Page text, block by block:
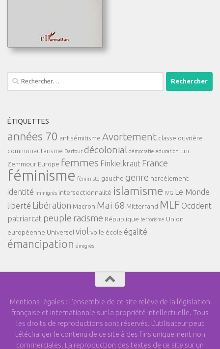
Rechercher :
ÉTIQUETTES
années 70 antisémitisme Avortement classe ouvrière
communautarisme Darfour décolonial démocratie education Eric
Zemmour Europe femmes Finkielkraut France
féminisme féministe gauche genre harcèlement
identité immigrés intersectionnalité islamisme IVG Le Monde
liberté Libération Macron Mai 68 Mitterrand MLF Occident
patriarcat peuple racisme République terrorisme Union
européenne Universel viol voile école égalité
émancipation émigrés
Mentions légales : L'ensemble de ce site relève de la législation
française et internationale sur la propriété intellectuelle. Tous
les droits de reproductions sont réservés. L'utilisateur peut
télécharger le contenu de ce site à des fins uniquement non
commerciales. La reproduction des textes de ce site sur un